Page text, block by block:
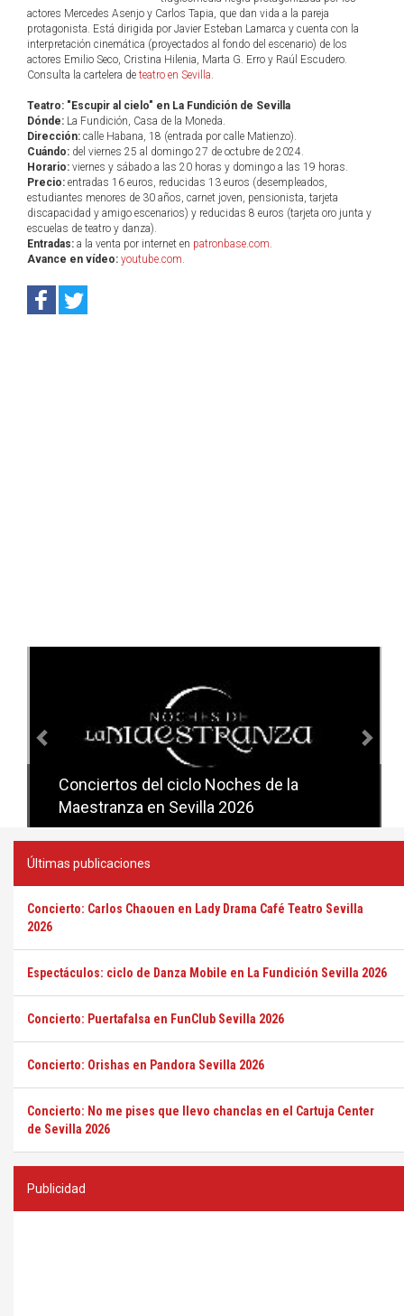
actores Mercedes Asenjo y Carlos Tapia, que dan vida a la pareja
protagonista. Está dirigida por Javier Esteban Lamarca y cuenta con la
interpretación cinemática (proyectados al fondo del escenario) de los
actores Emilio Seco, Cristina Hilenia, Marta G. Erro y Raúl Escudero.
Consulta la cartelera de teatro en Sevilla.
Teatro: "Escupir al cielo" en La Fundición de Sevilla
Dónde: La Fundición, Casa de la Moneda.
Dirección: calle Habana, 18 (entrada por calle Matienzo).
Cuándo: del viernes 25 al domingo 27 de octubre de 2024.
Horario: viernes y sábado a las 20 horas y domingo a las 19 horas.
Precio: entradas 16 euros, reducidas 13 euros (desempleados,
estudiantes menores de 30 años, carnet joven, pensionista, tarjeta
discapacidad y amigo escenarios) y reducidas 8 euros (tarjeta oro junta y
escuelas de teatro y danza).
Entradas: a la venta por internet en patronbase.com.
Avance en vídeo: youtube.com.
Conciertos del ciclo Noches de la
Maestranza en Sevilla 2026
Conciertos del ciclo Candlelight en
Sevilla
Últimas publicaciones
Concierto: Carlos Chaouen en Lady Drama Café Teatro Sevilla
2026
Espectáculos: ciclo de Danza Mobile en La Fundición Sevilla 2026
Concierto: Puertafalsa en FunClub Sevilla 2026
Concierto: Orishas en Pandora Sevilla 2026
Concierto: No me pises que llevo chanclas en el Cartuja Center
de Sevilla 2026
Publicidad